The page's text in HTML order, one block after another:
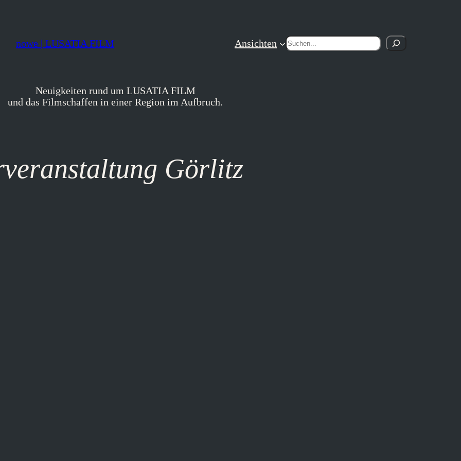
nowe | LUSATIA FILM
Ansichten Suchen
Neuigkeiten rund um LUSATIA FILM
und das Filmschaffen in einer Region im Aufbruch.
Görlitz